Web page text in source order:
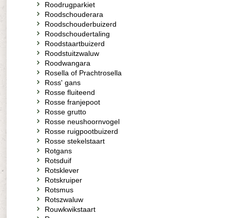
Roodrugparkiet
Roodschouderara
Roodschouderbuizerd
Roodschoudertaling
Roodstaartbuizerd
Roodstuitzwaluw
Roodwangara
Rosella of Prachtrosella
Ross' gans
Rosse fluiteend
Rosse franjepoot
Rosse grutto
Rosse neushoornvogel
Rosse ruigpootbuizerd
Rosse stekelstaart
Rotgans
Rotsduif
Rotsklever
Rotskruiper
Rotsmus
Rotszwaluw
Rouwkwikstaart